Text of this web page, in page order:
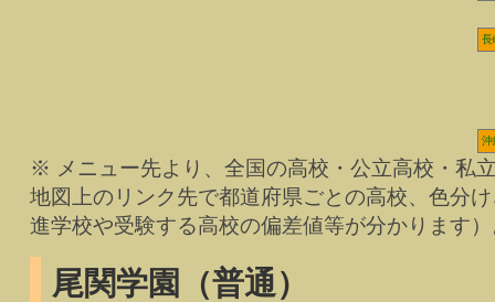
長
沖
※ メニュー先より、全国の高校・公立高校・私
地図上のリンク先で都道府県ごとの高校、色分
進学校や受験する高校の偏差値等が分かります
尾関学園（普通）